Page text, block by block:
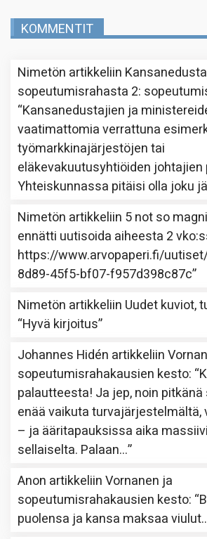
KOMMENTIT
Nimetön artikkeliin
sopeutumisrahasta 2:
“Kansanedustajien ja
vaatimattomia verrattuna
työmarkkinajärjestöjen tai
eläkevakuutusyhtiöiden johtajien
Yhteiskunnassa pitäisi olla joku
Nimetön artikkeliin 5 not so
ennätti uutisoida aiheesta 2
https://www.arvopaperi.fi/
8d89-45f5-bf07-f957d398c87c”
Nimetön artikkeliin Uudet kuviot,
“Hyvä kirjoitus”
Johannes Hidén artikkeliin
sopeutumisrahakausien kesto: “
palautteesta! Ja jep, noin
enää vaikuta turvajärjestelmältä,
– ja ääritapauksissa aika
sellaiselta. Palaan…”
Anon artikkeliinVornanen ja
sopeutumisrahakausien kesto: “
puolensa ja kansa maksaa